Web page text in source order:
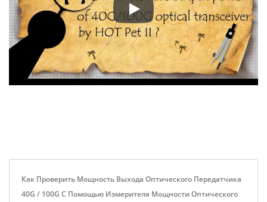
Простые инструкции по
Как Проверить Мощность Выхода Оптического Передатчика
40G / 100G С Помощью Измерителя Мощности Оптического